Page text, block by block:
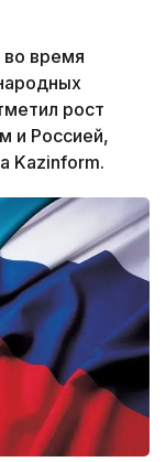
время
рост
и Россией,
Kazinform.